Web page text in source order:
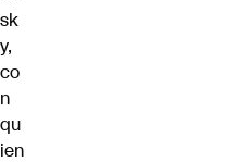
sk
y,
co
n
qu
ien